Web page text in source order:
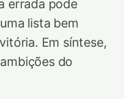
errada pode
lista bem
Em síntese,
do